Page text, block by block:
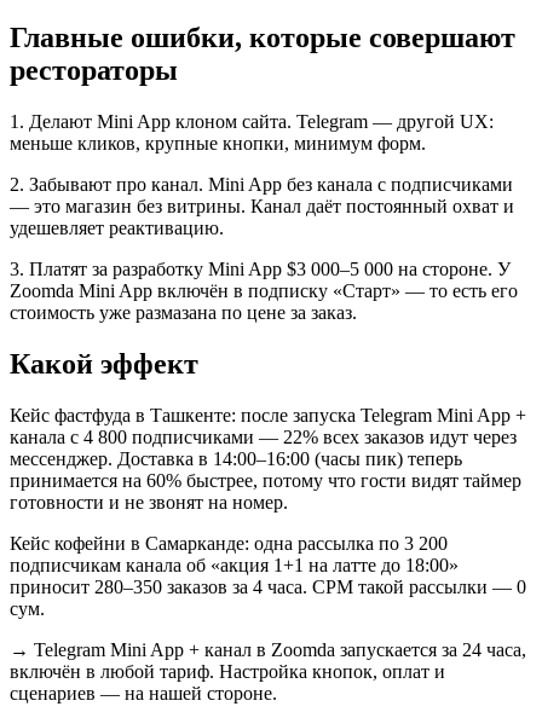
Главные ошибки, которые совершают
рестораторы
1. Делают Mini App клоном сайта. Telegram — другой UX:
меньше кликов, крупные кнопки, минимум форм.
2. Забывают про канал. Mini App без канала с подписчиками
— это магазин без витрины. Канал даёт постоянный охват и
удешевляет реактивацию.
3. Платят за разработку Mini App $3 000–5 000 на стороне. У
Zoomda Mini App включён в подписку «Старт» — то есть его
стоимость уже размазана по цене за заказ.
Какой эффект
Кейс фастфуда в Ташкенте: после запуска Telegram Mini App +
канала с 4 800 подписчиками — 22% всех заказов идут через
мессенджер. Доставка в 14:00–16:00 (часы пик) теперь
принимается на 60% быстрее, потому что гости видят таймер
готовности и не звонят на номер.
Кейс кофейни в Самарканде: одна рассылка по 3 200
подписчикам канала об «акция 1+1 на латте до 18:00»
приносит 280–350 заказов за 4 часа. CPM такой рассылки — 0
сум.
→ Telegram Mini App + канал в Zoomda запускается за 24 часа,
включён в любой тариф. Настройка кнопок, оплат и
сценариев — на нашей стороне.